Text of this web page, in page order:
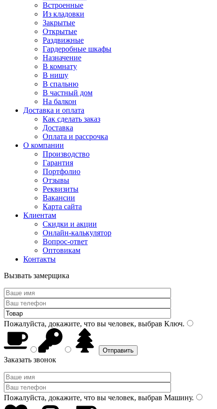
Встроенные
Из кладовки
Закрытые
Открытые
Раздвижные
Гардеробные шкафы
Назначение
В комнату
В нишу
В спальню
В частный дом
На балкон
Доставка и оплата
Как сделать заказ
Доставка
Оплата и рассрочка
О компании
Производство
Гарантия
Портфолио
Отзывы
Реквизиты
Вакансии
Карта сайта
Клиентам
Скидки и акции
Онлайн-калькулятор
Вопрос-ответ
Оптовикам
Контакты
Вызвать замерщика
Пожалуйста, докажите, что вы человек, выбрав Ключ.
Заказать звонок
Пожалуйста, докажите, что вы человек, выбрав Машину.